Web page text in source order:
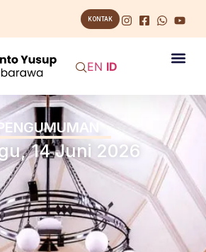
KONTAK
EN ID
14 Juni 2026